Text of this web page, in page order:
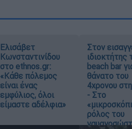
Ελισάβετ
Κωνσταντινίδου
στο ethnos.gr:
«Κάθε πόλεμος
είναι ένας
εμφύλιος, όλοι
είμαστε αδέλφια»
Στον
ιδιοκτήτης
beach bar
θάνατο του
4χρονου
- Στο
ρόλος του